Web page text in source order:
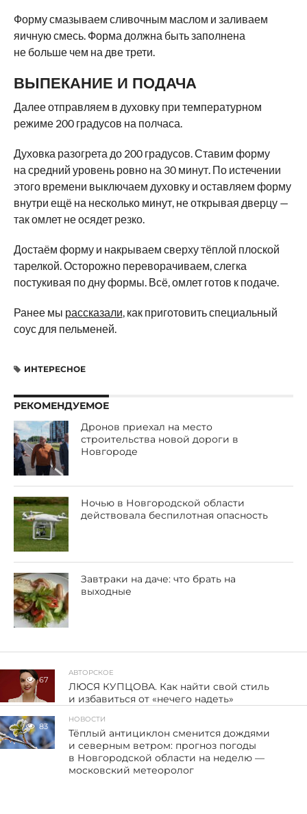
Форму смазываем сливочным маслом и заливаем
яичную смесь. Форма должна быть заполнена
не больше чем на две трети.
ВЫПЕКАНИЕ И ПОДАЧА
Далее отправляем в духовку при температурном
режиме 200 градусов на полчаса.
Духовка разогрета до 200 градусов. Ставим форму
на средний уровень ровно на 30 минут. По истечении
этого времени выключаем духовку и оставляем форму
внутри ещё на несколько минут, не открывая дверцу —
так омлет не осядет резко.
Достаём форму и накрываем сверху тёплой плоской
тарелкой. Осторожно переворачиваем, слегка
постукивая по дну формы. Всё, омлет готов к подаче.
Ранее мы рассказали , как приготовить специальный
соус для пельменей.
ИНТЕРЕСНОЕ
РЕКОМЕНДУЕМОЕ
Дронов приехал на место
строительства новой дороги в
Новгороде
Ночью в Новгородской области
действовала беспилотная опасность
Завтраки на даче: что брать на
выходные
67
АВТОРСКОЕ
ЛЮСЯ КУПЦОВА. Как найти свой стиль
и избавиться от «нечего надеть»
83
НОВОСТИ
Тёплый антициклон сменится дождями
и северным ветром: прогноз погоды
в Новгородской области на неделю —
московский метеоролог